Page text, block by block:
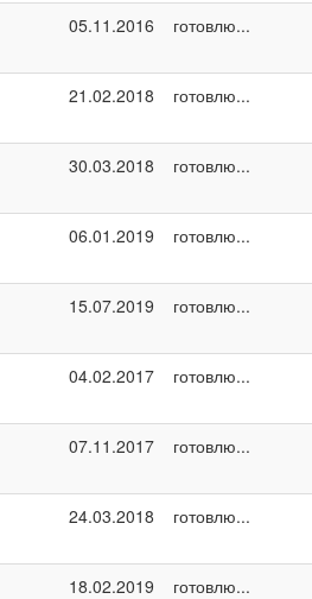
05.11.2016 готовлю...
21.02.2018 готовлю...
30.03.2018 готовлю...
06.01.2019 готовлю...
15.07.2019 готовлю...
04.02.2017 готовлю...
07.11.2017 готовлю...
24.03.2018 готовлю...
18.02.2019 готовлю...